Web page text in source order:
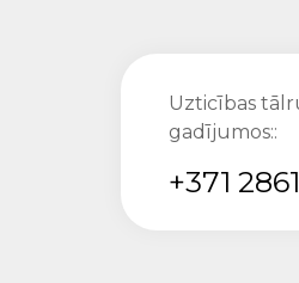
Uzticības
gadījumos::
+371